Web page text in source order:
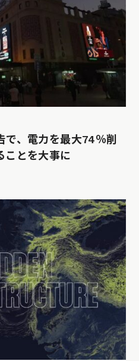
で、電力を最大74％削
ことを大事に